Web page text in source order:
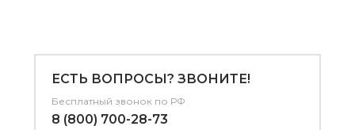
ЕСТЬ ВОПРОСЫ? ЗВОНИТЕ!
Бесплатный звонок по РФ
8 (800) 700-28-73